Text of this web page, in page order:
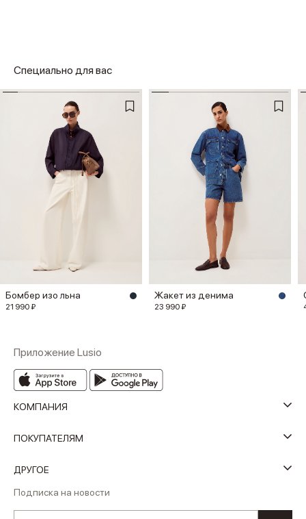
Специально для вас
Бомбер изо льна
21 990 ₽
Жакет из денима
23 990 ₽
Приложение Lusio
КОМПАНИЯ
ПОКУПАТЕЛЯМ
ДРУГОЕ
Подписка на новости